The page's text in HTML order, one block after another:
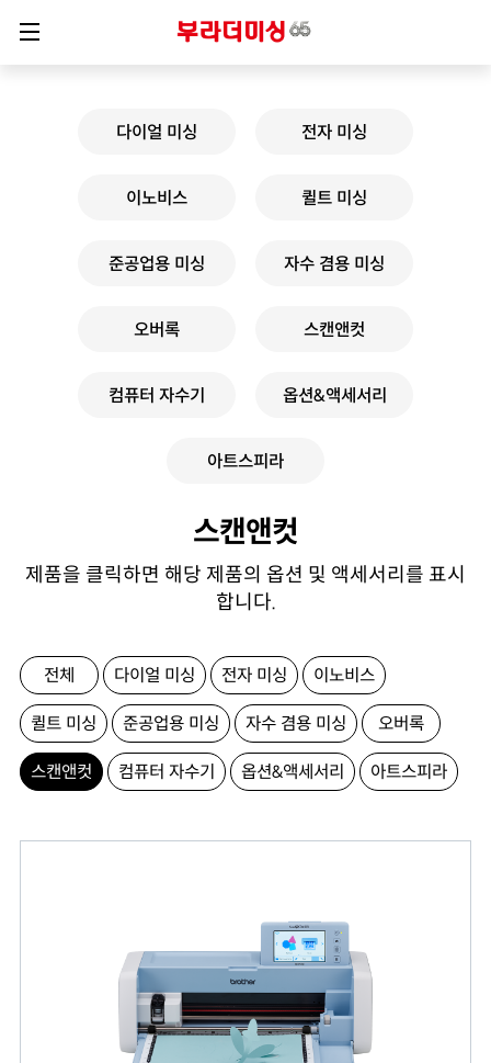
다이얼 미싱 전자 미싱
이노비스 퀼트 미싱
준공업용 미싱 자수 겸용 미싱
오버록 스캔앤컷
컴퓨터 자수기 옵션&액세서리
아트스피라
스캔앤컷
제품을 클릭하면 해당 제품의 옵션 및 액세서리를 표시
합니다.
전체 다이얼 미싱 전자 미싱 이노비스
퀼트 미싱 준공업용 미싱 자수 겸용 미싱 오버록
스캔앤컷 컴퓨터 자수기 옵션&액세서리 아트스피라